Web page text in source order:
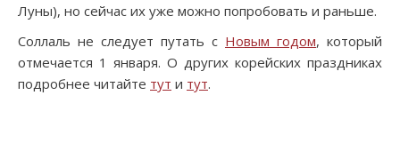
Луны), но сейчас их уже можно попробовать и раньше.
Соллаль не следует путать с Новым годом, который
отмечается 1 января. О других корейских праздниках
подробнее читайте тут и тут.